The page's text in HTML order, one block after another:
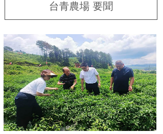
台青農場 要聞